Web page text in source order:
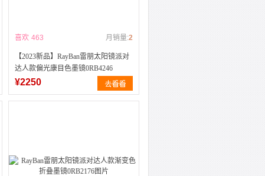
喜欢 463 月销量:2
【2023新品】RayBan雷朋太阳镜派对
达人款偏光康目色墨镜0RB4246
¥2250